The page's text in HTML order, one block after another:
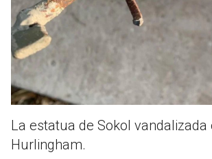
La estatua de Sokol vandalizada
Hurlingham.